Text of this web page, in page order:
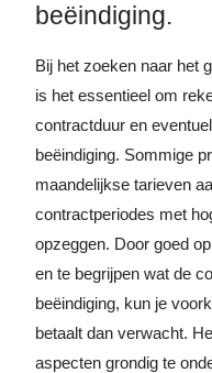
beëindiging.
Bij het zoeken naar het
is het essentieel om
contractduur en
beëindiging. Sommige
maandelijkse tarieven
contractperiodes met
opzeggen. Door goed
en te begrijpen wat de
beëindiging, kun je
betaalt dan verwacht.
aspecten grondig te